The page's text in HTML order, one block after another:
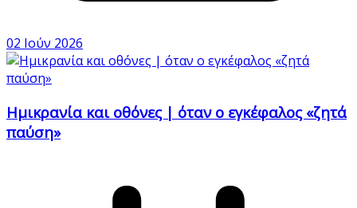
02 Ιούν 2026
Ημικρανία και οθόνες | όταν ο εγκέφαλος «ζητά
παύση»